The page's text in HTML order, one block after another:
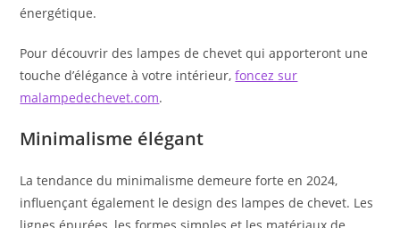
énergétique.
Pour découvrir des lampes de chevet qui apporteront une
touche d’élégance à votre intérieur,foncez sur
malampedechevet.com.
Minimalisme élégant
La tendance du minimalisme demeure forte en 2024,
influençant également le design des lampes de chevet. Les